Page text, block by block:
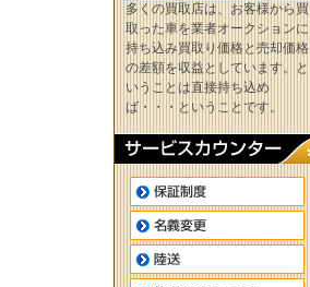
多くの買取店は、お客様から買
取った車を業者オークションに
持ち込み買取り価格と売却価格
の差額を収益としています。と
いうことは直接持ち込め
ば・・・ということです。